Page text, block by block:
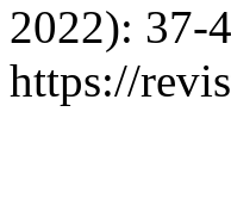
2022): 37-
https://